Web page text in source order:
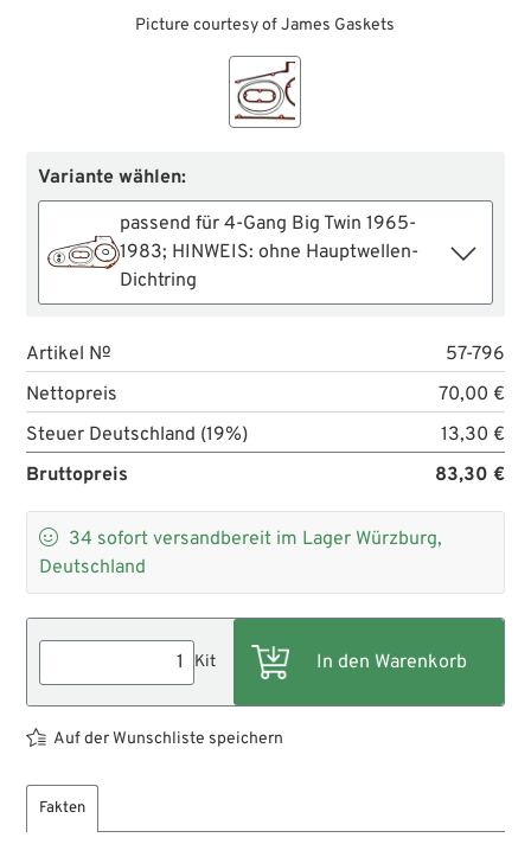
Picture courtesy of James Gaskets
Variante wählen:
passend für 4-Gang Big Twin 1965-
1983; HINWEIS: ohne Hauptwellen-
Dichtring
Artikel №
57-796
Nettopreis
70,00 €
Steuer Deutschland (19%)
13,30 €
Bruttopreis
83,30 €
 34 sofort versandbereit im Lager Würzburg,
Deutschland
Kit
Auf der Wunschliste speichern
Fakten